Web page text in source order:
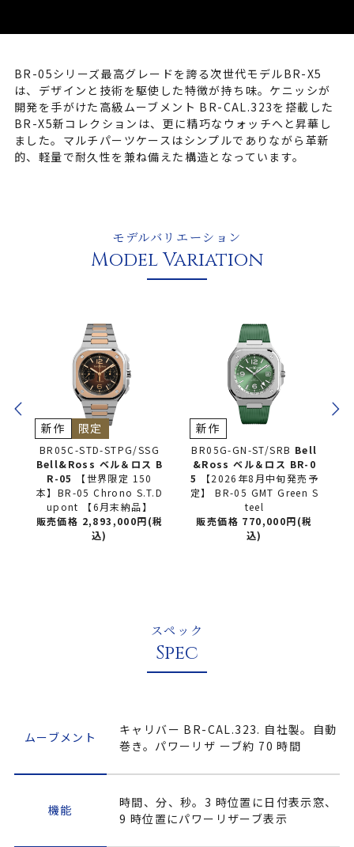
BR-05シリーズ最高グレードを誇る次世代モデルBR-X5
は、デザインと技術を駆使した特徴が持ち味。ケニッシが
開発を手がけた高級ムーブメント BR-CAL.323を搭載した
BR-X5新コレクションは、更に精巧なウォッチへと昇華し
ました。マルチパーツケースはシンプルでありながら革新
的、軽量で耐久性を兼ね備えた構造となっています。
モデルバリエーション
Model Variation
BR05C-STD-STPG/SSG
Bell&Ross ベル＆ロス B
R-05【世界限定 150
本】BR-05 Chrono S.T.D
upont 【6月末納品】
新作 限定
販売価格 2,893,000円(税
込)
BR05G-GN-ST/SRB Bell
&Ross ベル＆ロス BR-0
【2026年8月中旬発売予
定】 BR-05 GMT Green S
teel
新作
販売価格 770,000円(税
込)
スペック
Spec
ムーブメント
キャリバー BR-CAL.323. 自社製。自動
巻き。パワーリザ ーブ約 70 時間
機能
時間、分、秒。3 時位置に日付表示窓、
9 時位置にパワーリザーブ表示